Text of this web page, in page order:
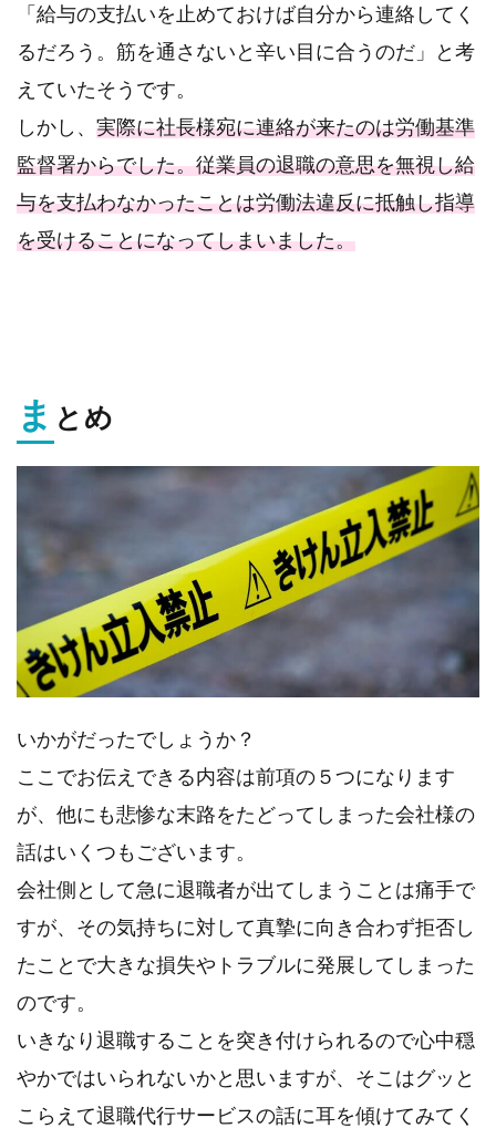
「給与の支払いを止めておけば自分から連絡してく
るだろう。筋を通さないと辛い目に合うのだ」と考
えていたそうです。
しかし、 実際に社長様宛に連絡が来たのは労働基準
監督署からでした。従業員の退職の意思を無視し給
与を支払わなかったことは労働法違反に抵触し指導
を受けることになってしまいました。
ま とめ
いかがだったでしょうか？
ここでお伝えできる内容は前項の５つになります
が、他にも悲惨な末路をたどってしまった会社様の
話はいくつもございます。
会社側として急に退職者が出てしまうことは痛手で
すが、その気持ちに対して真摯に向き合わず拒否し
たことで大きな損失やトラブルに発展してしまった
のです。
いきなり退職することを突き付けられるので心中穏
やかではいられないかと思いますが、そこはグッと
こらえて退職代行サービスの話に耳を傾けてみてく